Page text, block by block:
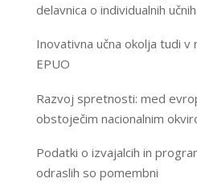
delavnica o individualnih
Inovativna učna okolja tudi
EPUO
Razvoj spretnosti: med
obstoječim nacionalnim
Podatki o izvajalcih in
odraslih so pomembni